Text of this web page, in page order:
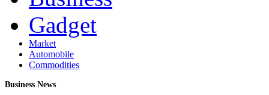
Gadget
Market
Automobile
Commodities
Business News